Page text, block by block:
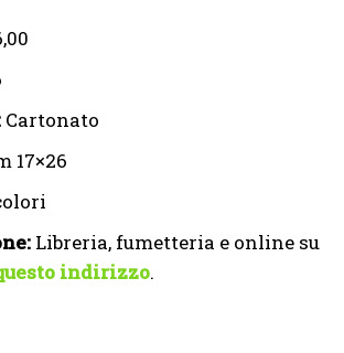
Cartonato
17×26
Libreria, fumetteria e online su
indirizzo.